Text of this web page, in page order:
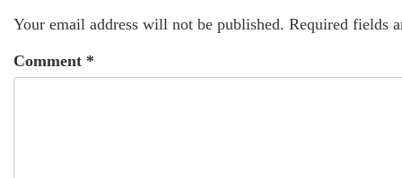
Your email address will not be published. Required fields
Comment *